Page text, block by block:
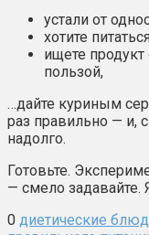
устали от
хотите
ищете
пользой,
…дайте куриным
раз правильно — и,
надолго.
Готовьте.
— смело задавайте.
0 диетические